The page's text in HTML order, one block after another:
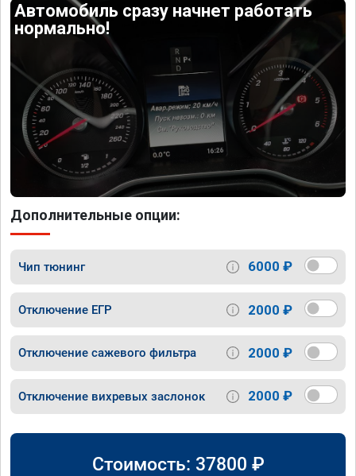
Автомобиль сразу начнет работать
нормально!
Дополнительные опции:
Чип тюнинг 6000 ₽
Отключение ЕГР 2000 ₽
Отключение сажевого фильтра 2000 ₽
Отключение вихревых заслонок 2000 ₽
Стоимость: 37800 ₽